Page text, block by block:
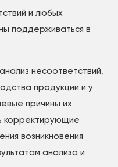
и любых
поддерживаться в
несоответствий,
продукции и у
причины их
корректирующие
возникновения
анализа и